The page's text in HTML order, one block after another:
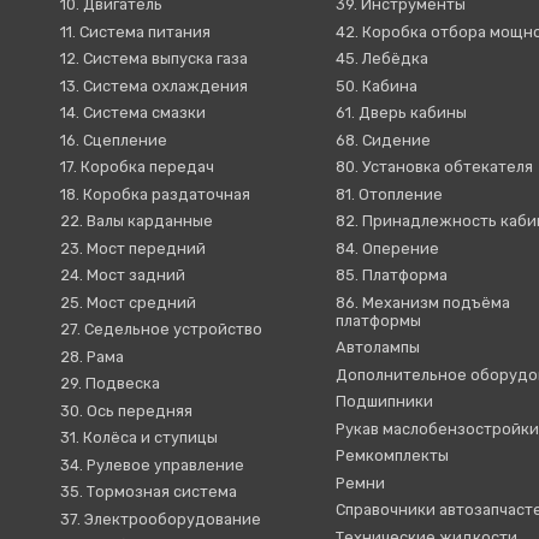
10. Двигатель
11. Система питания
12. Система выпуска газа
13. Система охлаждения
14. Система смазки
16. Сцепление
17. Коробка передач
18. Коробка раздаточная
22. Валы карданные
23. Мост передний
24. Мост задний
25. Мост средний
27. Седельное устройство
28. Рама
29. Подвеска
30. Ось передняя
31. Колёса и ступицы
34. Рулевое управление
35. Тормозная система
37. Электрооборудование
39. Инструменты
42. Коробка отбора
45. Лебёдка
50. Кабина
61. Дверь кабины
68. Сидение
80. Установка обтекателя
81. Отопление
82. Принадлежность
84. Оперение
85. Платформа
86. Механизм подъёма
платформы
Автолампы
Дополнительное
Подшипники
Рукав
Ремкомплекты
Ремни
Справочники